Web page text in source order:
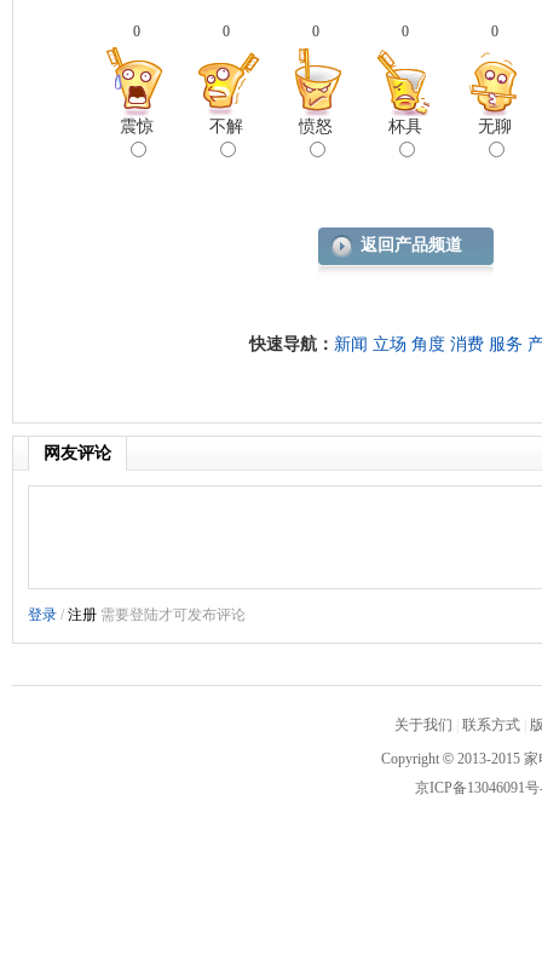
0
震惊
0
不解
0
愤怒
0
杯具
0
无聊
返回产品频道
快速导航： 新闻 立场 角度 消费 服务
网友评论
关于我们 联系方式
Copyright © 2013-2015
京ICP备13046091号